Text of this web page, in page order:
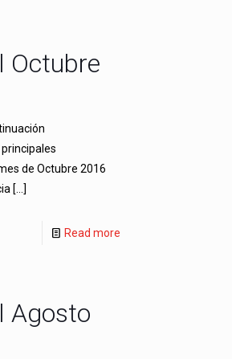
Octubre
de Octubre 2016
[…]
Read more
Agosto